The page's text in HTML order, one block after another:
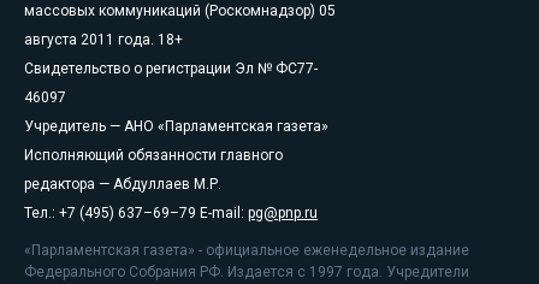
массовых коммуникаций (Роскомнадзор) 05
августа 2011 года. 18+
Свидетельство о регистрации Эл № ФС77-
46097
Учредитель — АНО «Парламентская газета»
Исполняющий обязанности главного
редактора — Абдуллаев М.Р.
Тел.: +7 (495) 637–69–79 E-mail: pg@pnp.ru
«Парламентская газета» - официальное еженедельное издание
Федерального Собрания РФ. Издается с 1997 года. Учредители